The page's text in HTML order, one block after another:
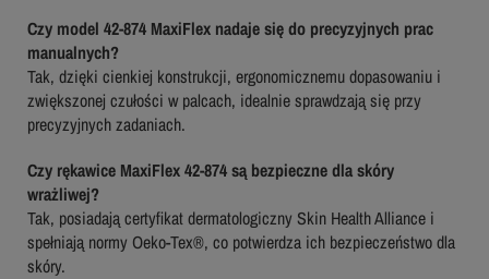
Czy model 42-874 MaxiFlex nadaje się do precyzyjnych prac
manualnych?
Tak, dzięki cienkiej konstrukcji, ergonomicznemu dopasowaniu i
zwiększonej czułości w palcach, idealnie sprawdzają się przy
precyzyjnych zadaniach.
Czy rękawice MaxiFlex 42-874 są bezpieczne dla skóry
wrażliwej?
Tak, posiadają certyfikat dermatologiczny Skin Health Alliance i
spełniają normy Oeko-Tex®, co potwierdza ich bezpieczeństwo dla
skóry.